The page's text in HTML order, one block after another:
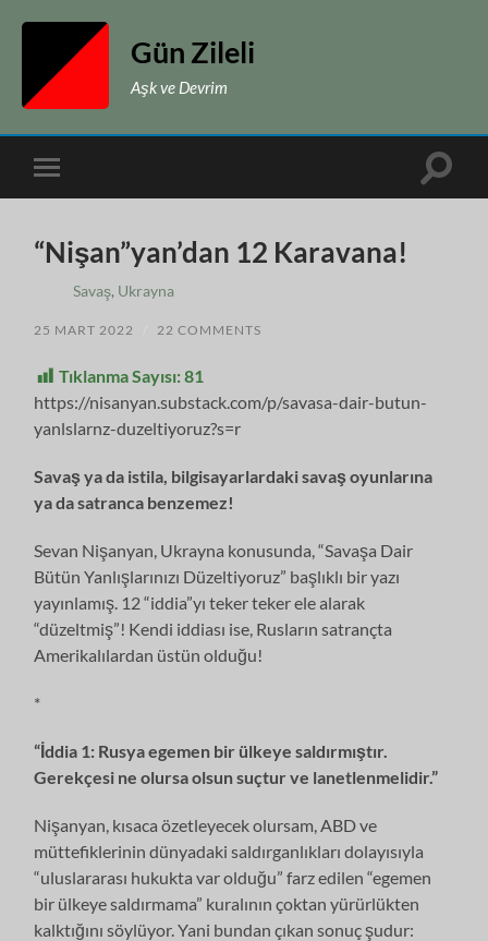
Gün Zileli
Aşk ve Devrim
Toggle
mobile
Toggle
“Nişan”yan’dan 12 Karavana!
Savaş, Ukrayna
25 MART 2022 22 COMMENTS
Tıklanma Sayısı:81
https://nisanyan.substack.com/p/savasa-dair-butun-
yanlslarnz-duzeltiyoruz?s=r
Savaş ya da istila, bilgisayarlardaki savaş oyunlarına
ya da satranca benzemez!
Sevan Nişanyan, Ukrayna konusunda, “Savaşa Dair
Bütün Yanlışlarınızı Düzeltiyoruz” başlıklı bir yazı
yayınlamış. 12 “iddia”yı teker teker ele alarak
“düzeltmiş”! Kendi iddiası ise, Rusların satrançta
Amerikalılardan üstün olduğu!
*
“İddia 1: Rusya egemen bir ülkeye saldırmıştır.
Gerekçesi ne olursa olsun suçtur ve lanetlenmelidir.”
Nişanyan, kısaca özetleyecek olursam, ABD ve
müttefiklerinin dünyadaki saldırganlıkları dolayısıyla
“uluslararası hukukta var olduğu” farz edilen “egemen
bir ülkeye saldırmama” kuralının çoktan yürürlükten
kalktığını söylüyor. Yani bundan çıkan sonuç şudur: